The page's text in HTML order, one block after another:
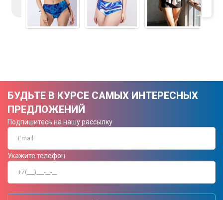
БУДЬТЕ В КУРСЕ САМЫХ ИНТЕРЕСНЫХ
ПРЕДЛОЖЕНИЙ
Подпишитесь на нашу рассылку
Укажите телефон